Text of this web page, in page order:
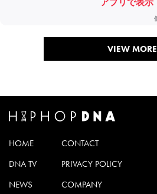
VIEW MORE
HOME
DNA TV
NEWS
CONTACT
PRIVACY POLICY
COMPANY